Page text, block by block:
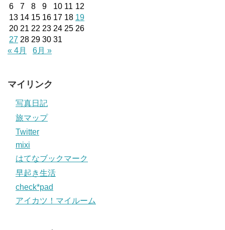
6
7 8 9 10 11 12
13 14 15 16 17 18 19
20 21 22 23 24 25 26
27 28 29 30 31
« 4月
6月 »
マイリンク
写真日記
旅マップ
Twitter
mixi
はてなブックマーク
早起き生活
check*pad
アイカツ！マイルーム